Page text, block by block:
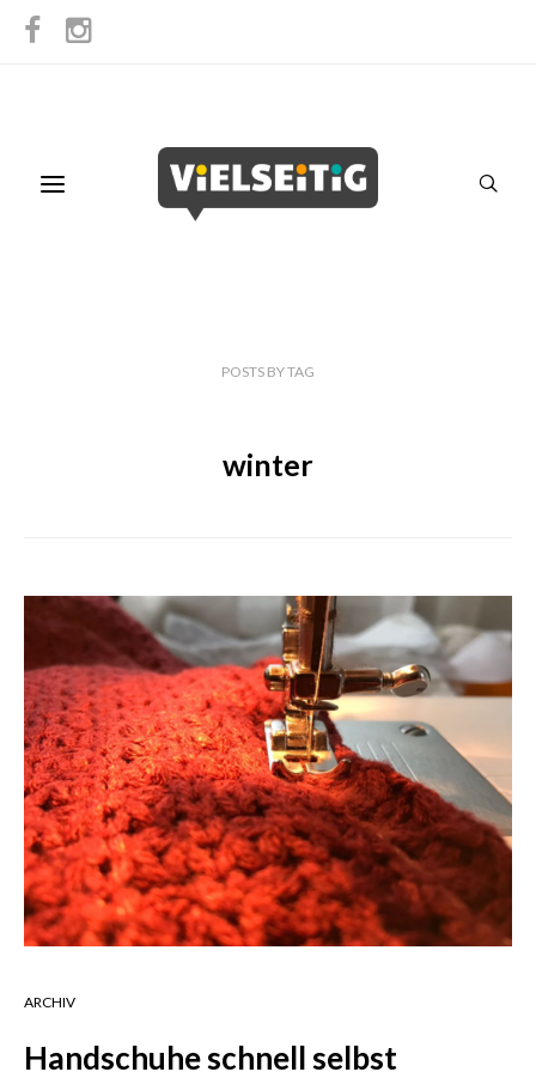
POSTS BYTAG
winter
ARCHIV
Handschuhe schnell selbst